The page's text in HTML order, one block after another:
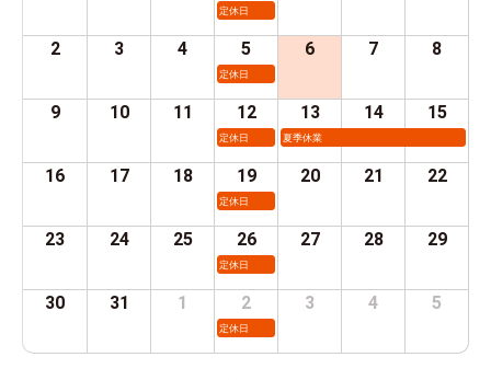
定休日
2 3 4 5
定休日
6 7 8
9 10 11 12
定休日
13
夏季休業
14 15
16 17 18 19
定休日
20 21 22
23 24 25 26
定休日
27 28 29
30 31 1 2
定休日
3 4 5